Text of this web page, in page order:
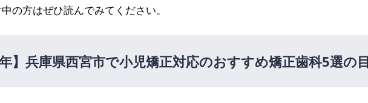
の方はぜひ読んでみてください。
】 兵庫県西宮市で小児矯正対応のおすすめ矯正歯科5選の